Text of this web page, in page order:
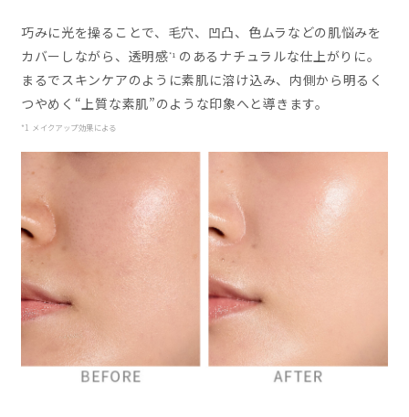
巧みに光を操ることで、毛穴、凹凸、色ムラなどの肌悩みを
カバーしながら、透明感*1 のあるナチュラルな仕上がりに。
まるでスキンケアのように素肌に溶け込み、内側から明るく
つやめく“上質な素肌”のような印象へと導きます。
*1 メイクアップ効果による